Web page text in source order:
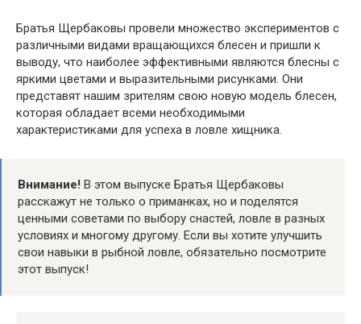
Братья Щербаковы провели множество экспериментов с
различными видами вращающихся блесен и пришли к
выводу, что наиболее эффективными являются блесны с
яркими цветами и выразительными рисунками. Они
представят нашим зрителям свою новую модель блесен,
которая обладает всеми необходимыми
характеристиками для успеха в ловле хищника.
Внимание! В этом выпуске Братья Щербаковы
расскажут не только о приманках, но и поделятся
ценными советами по выбору снастей, ловле в разных
условиях и многому другому. Если вы хотите улучшить
свои навыки в рыбной ловле, обязательно посмотрите
этот выпуск!